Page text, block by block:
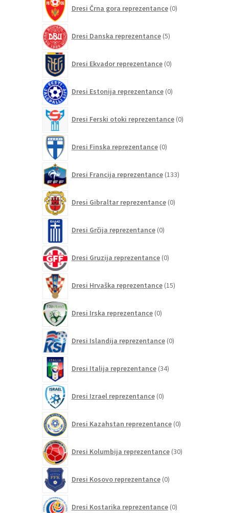
Dresi Črna gora reprezentance 0izdelkov
Dresi Danska reprezentance 5izdelkov
Dresi Ekvador reprezentance 0izdelkov
Dresi Estonija reprezentance 0izdelkov
Dresi Ferski otoki reprezentance 0izdelkov
Dresi Finska reprezentance 0izdelkov
Dresi Francija reprezentance 133izdelkov
Dresi Gibraltar reprezentance 0izdelkov
Dresi Grčija reprezentance 0izdelkov
Dresi Gruzija reprezentance 0izdelkov
Dresi Hrvaška reprezentance 15izdelkov
Dresi Irska reprezentance 0izdelkov
Dresi Islandija reprezentance 0izdelkov
Dresi Italija reprezentance 34izdelkov
Dresi Izrael reprezentance 0izdelkov
Dresi Kazahstan reprezentance 0izdelkov
Dresi Kolumbija reprezentance 30izdelkov
Dresi Kosovo reprezentance 0izdelkov
Dresi Kostarika reprezentance 0